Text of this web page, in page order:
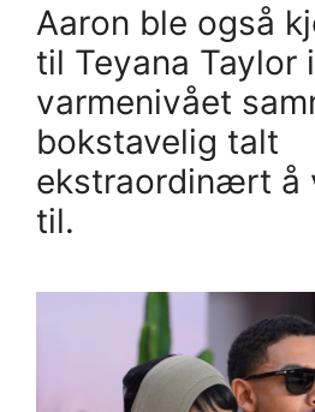
Aaron ble også
til Teyana Taylor
varmenivået
bokstavelig talt
ekstraordinært å
til.